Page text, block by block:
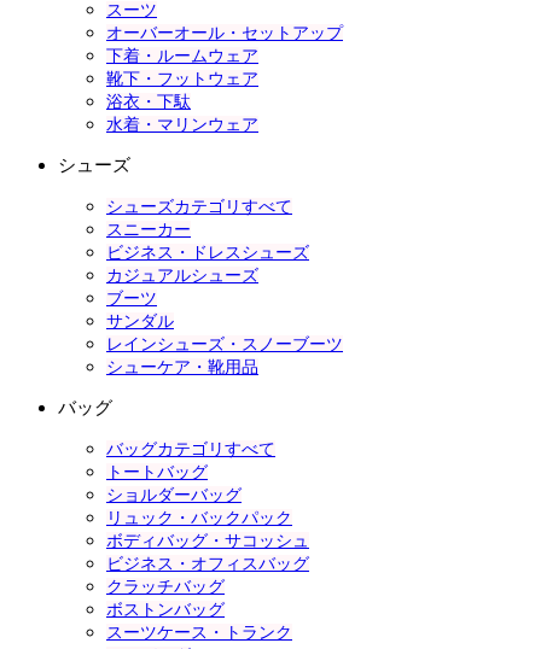
スーツ
オーバーオール・セットアップ
下着・ルームウェア
靴下・フットウェア
浴衣・下駄
水着・マリンウェア
シューズ
シューズカテゴリすべて
スニーカー
ビジネス・ドレスシューズ
カジュアルシューズ
ブーツ
サンダル
レインシューズ・スノーブーツ
シューケア・靴用品
バッグ
バッグカテゴリすべて
トートバッグ
ショルダーバッグ
リュック・バックパック
ボディバッグ・サコッシュ
ビジネス・オフィスバッグ
クラッチバッグ
ボストンバッグ
スーツケース・トランク